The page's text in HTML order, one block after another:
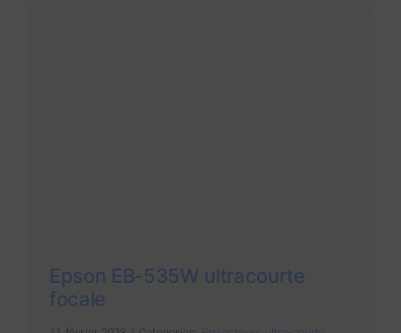
Epson EB-535W ultracourte
focale